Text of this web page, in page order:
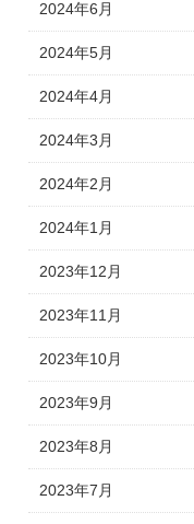
2024年6月
2024年5月
2024年4月
2024年3月
2024年2月
2024年1月
2023年12月
2023年11月
2023年10月
2023年9月
2023年8月
2023年7月